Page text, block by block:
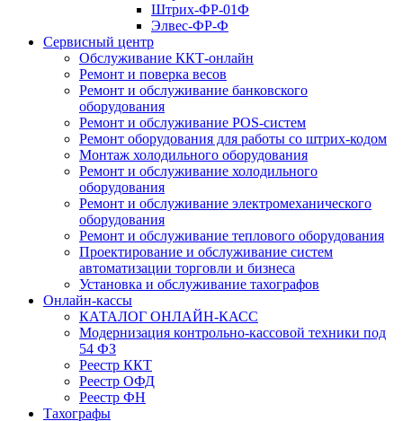
Штрих-ФР-01Ф
Элвес-ФР-Ф
Сервисный центр
Обслуживание ККТ-онлайн
Ремонт и поверка весов
Ремонт и обслуживание банковского
оборудования
Ремонт и обслуживание POS-систем
Ремонт оборудования для работы со штрих-кодом
Монтаж холодильного оборудования
Ремонт и обслуживание холодильного
оборудования
Ремонт и обслуживание электромеханического
оборудования
Ремонт и обслуживание теплового оборудования
Проектирование и обслуживание систем
автоматизации торговли и бизнеса
Установка и обслуживание тахографов
Онлайн-кассы
КАТАЛОГ ОНЛАЙН-КАСС
Модернизация контрольно-кассовой техники под
54 ФЗ
Реестр ККТ
Реестр ОФД
Реестр ФН
Тахографы